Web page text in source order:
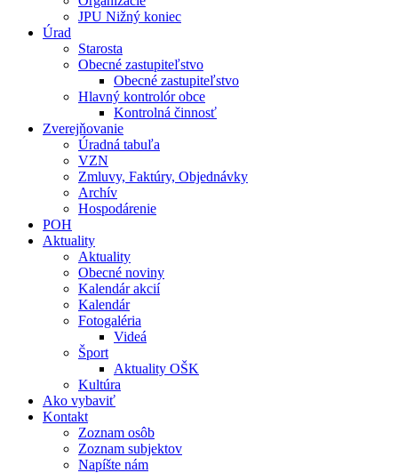
JPU Nižný koniec
Úrad
Starosta
Obecné zastupiteľstvo
Obecné zastupiteľstvo
Hlavný kontrolór obce
Kontrolná činnosť
Zverejňovanie
Úradná tabuľa
VZN
Zmluvy, Faktúry, Objednávky
Archív
Hospodárenie
POH
Aktuality
Aktuality
Obecné noviny
Kalendár akcií
Kalendár
Fotogaléria
Videá
Šport
Aktuality OŠK
Kultúra
Ako vybaviť
Kontakt
Zoznam osôb
Zoznam subjektov
Napíšte nám